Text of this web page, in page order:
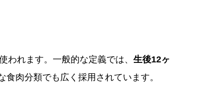
われます。一般的な定義では、 生後12ヶ
肉分類でも広く採用されています。